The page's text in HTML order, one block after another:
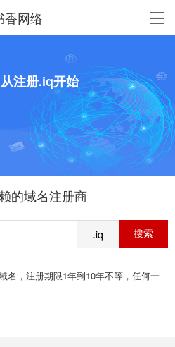
香网络
注册.iq开始
的域名注册商
.iq
名，注册期限1年到10年不等，任何一